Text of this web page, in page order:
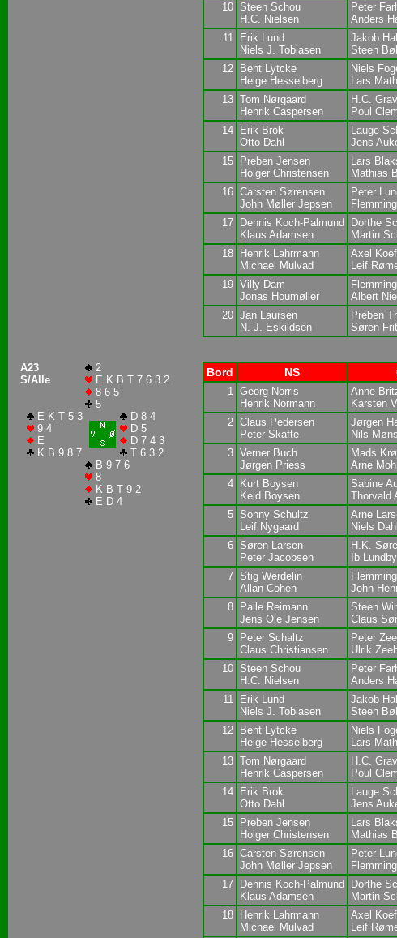
10 Steen Schou
H.C. Nielsen
Peter
Anders
11
Erik Lund
Niels J. Tobiasen
Jakob
Steen
12
Bent Lytcke
Helge Hesselberg
Niels
Lars
13 Tom Nørgaard
Henrik Caspersen
H.C.
Poul
14
Erik Brok
Otto Dahl
Lauge
Jens
15
Preben Jensen
Holger Christensen
Lars
Mathias
16 Carsten Sørensen
John Møller Jepsen
Peter
17
Dennis Koch-Palmund
Klaus Adamsen
Dorthe
Martin
18
Henrik Lahrmann
Michael Mulvad
Axel
Leif
19 Villy Dam
Jonas Houmøller
Albert
20 Jan Laursen
N.-J. Eskildsen
Preben
Søren
A23
S/Alle
2
E K B T 7 6 3 2
8 6 5
5
E K T 5 3
9 4
E
K B 9 8 7
D 8 4
D 5
D 7 4 3
T 6 3 2
B 9 7 6
8
K B T 9 2
E D 4
Bord NS
1 Georg Norris
Henrik Normann
Anne
Karsten
2 Claus Pedersen
Peter Skafte
Jørgen
Nils
3 Verner Buch
Jørgen Priess
Mads
Arne
4
Kurt Boysen
Keld Boysen
Sabine
Thorvald
5 Sonny Schultz
Leif Nygaard
Arne
Niels Dahl
6 Søren Larsen
Peter Jacobsen
H.K.
Ib Lundby
7 Stig Werdelin
Allan Cohen
John
8
Palle Reimann
Jens Ole Jensen
Steen
Claus
9
Peter Schaltz
Claus Christiansen
Peter
Ulrik
10 Steen Schou
H.C. Nielsen
Peter
Anders
11
Erik Lund
Niels J. Tobiasen
Jakob
Steen
12
Bent Lytcke
Helge Hesselberg
Niels
Lars
13 Tom Nørgaard
Henrik Caspersen
H.C.
Poul
14
Erik Brok
Otto Dahl
Lauge
Jens
15
Preben Jensen
Holger Christensen
Lars
Mathias
16 Carsten Sørensen
John Møller Jepsen
Peter
17
Dennis Koch-Palmund
Klaus Adamsen
Dorthe
Martin
18
Henrik Lahrmann
Michael Mulvad
Axel
Leif